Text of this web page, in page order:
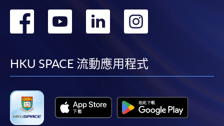
轉
facebook
轉
youtube
轉
linkedin
HKU SPACE 流動應用程式